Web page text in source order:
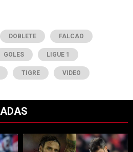
DOBLETE FALCAO
GOLES LIGUE 1
TIGRE VIDEO
el título "Qué dijo Coudet sobre los
Un artículo de tendencia con el